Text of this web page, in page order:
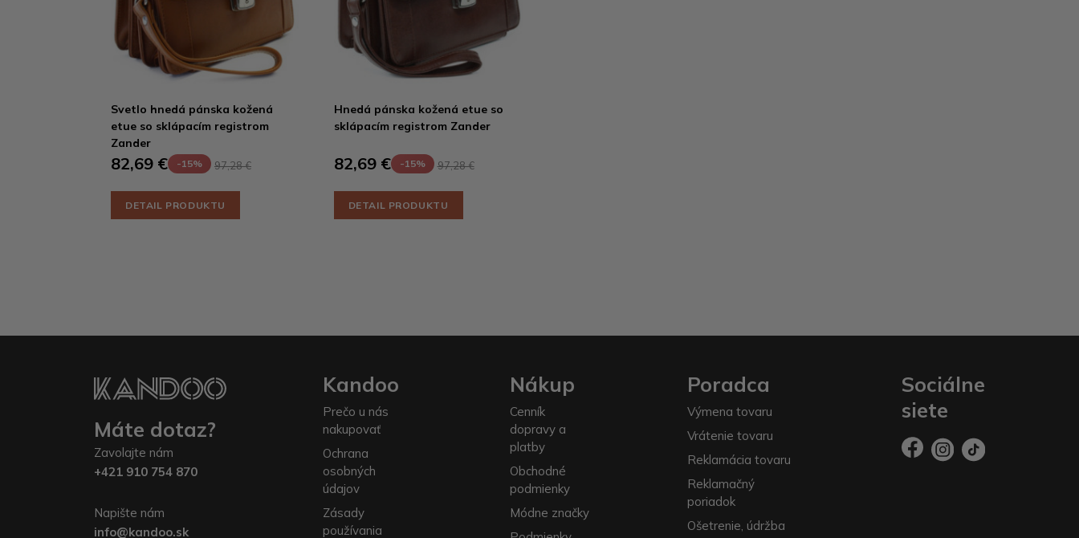
Svetlo hnedá pánska kožená
etue so sklápacím registrom
Zander
82,69 € -15% 97,28 €
DETAIL PRODUKTU
Hnedá pánska kožená etue so
sklápacím registrom Zander
82,69 € -15% 97,28 €
DETAIL PRODUKTU
Máte dotaz?
Zavolajte nám
+421 910 754 870
Napište nám
info@kandoo.sk
Kandoo
Prečo u nás
nakupovať
Ochrana
osobných
údajov
Zásady
používania
Nákup
Cenník
dopravy a
platby
Obchodné
podmienky
Módne značky
Poradca
Výmena tovaru
Vrátenie tovaru
Reklamácia tovaru
Reklamačný
poriadok
Ošetrenie, údržba
Sociálne
siete